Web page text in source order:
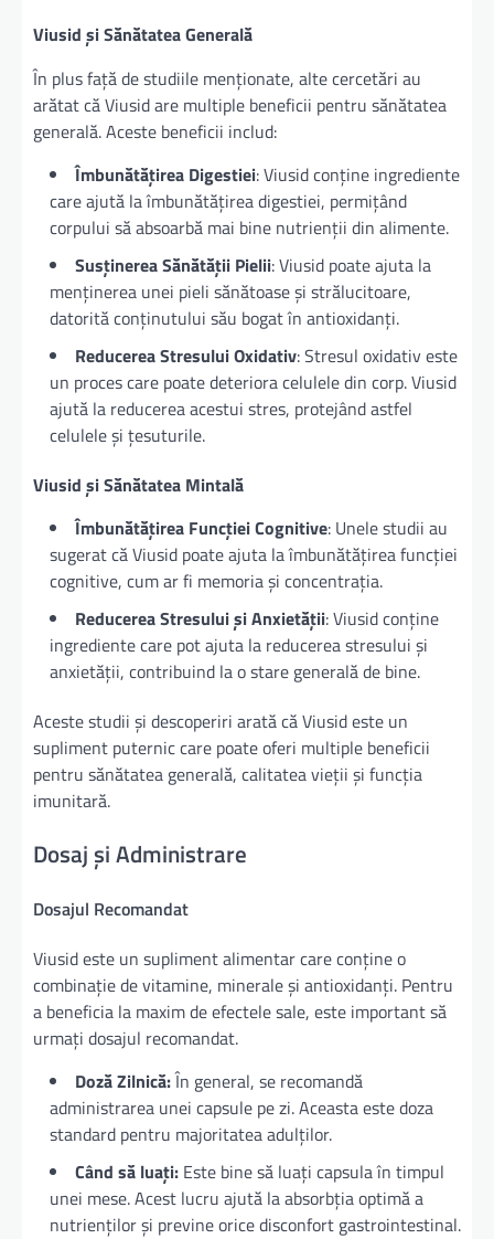
Viusid și Sănătatea Generală
În plus față de studiile menționate, alte cercetări au
arătat că Viusid are multiple beneficii pentru sănătatea
generală. Aceste beneficii includ:
Îmbunătățirea Digestiei: Viusid conține ingrediente
care ajută la îmbunătățirea digestiei, permițând
corpului să absoarbă mai bine nutrienții din alimente.
Susținerea Sănătății Pielii: Viusid poate ajuta la
menținerea unei pieli sănătoase și strălucitoare,
datorită conținutului său bogat în antioxidanți.
Reducerea Stresului Oxidativ: Stresul oxidativ este
un proces care poate deteriora celulele din corp. Viusid
ajută la reducerea acestui stres, protejând astfel
celulele și țesuturile.
Viusid și Sănătatea Mintală
Îmbunătățirea Funcției Cognitive: Unele studii au
sugerat că Viusid poate ajuta la îmbunătățirea funcției
cognitive, cum ar fi memoria și concentrația.
Reducerea Stresului și Anxietății: Viusid conține
ingrediente care pot ajuta la reducerea stresului și
anxietății, contribuind la o stare generală de bine.
Aceste studii și descoperiri arată că Viusid este un
supliment puternic care poate oferi multiple beneficii
pentru sănătatea generală, calitatea vieții și funcția
imunitară.
Dosaj și Administrare
Dosajul Recomandat
Viusid este un supliment alimentar care conține o
combinație de vitamine, minerale și antioxidanți. Pentru
a beneficia la maxim de efectele sale, este important să
urmați dosajul recomandat.
Doză Zilnică:În general, se recomandă
administrarea unei capsule pe zi. Aceasta este doza
standard pentru majoritatea adulților.
Când să luați: Este bine să luați capsula în timpul
unei mese. Acest lucru ajută la absorbția optimă a
nutrienților și previne orice disconfort gastrointestinal.